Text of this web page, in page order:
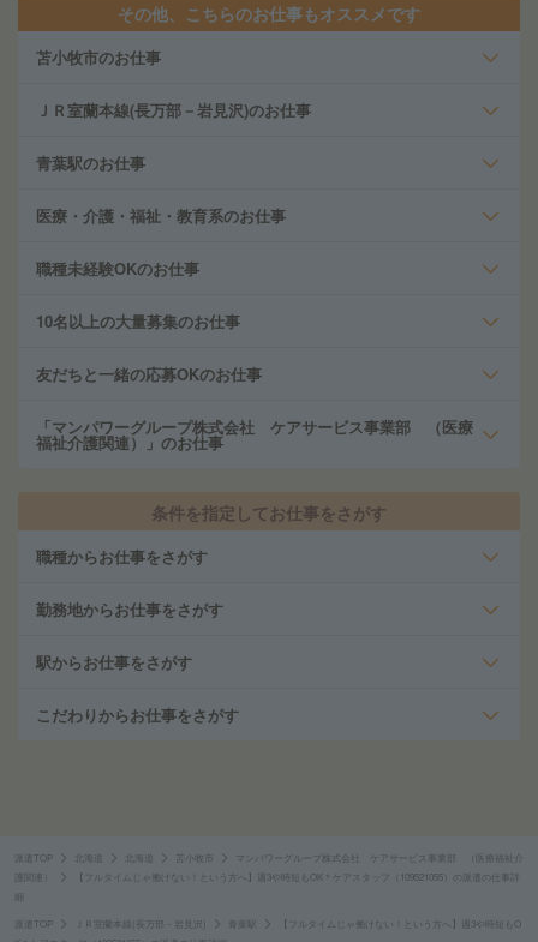
その他、こちらのお仕事もオススメです
苫小牧市のお仕事
ＪＲ室蘭本線(長万部－岩見沢)のお仕事
青葉駅のお仕事
医療・介護・福祉・教育系のお仕事
職種未経験OKのお仕事
10名以上の大量募集のお仕事
友だちと一緒の応募OKのお仕事
「マンパワーグループ株式会社 ケアサービス事業部 （医療
福祉介護関連）」のお仕事
条件を指定してお仕事をさがす
職種からお仕事をさがす
勤務地からお仕事をさがす
駅からお仕事をさがす
こだわりからお仕事をさがす
派遣TOP 北海道 北海道 苫小牧市
マンパワーグループ株式会社 ケアサービス事業部 （医療福祉介
護関連）
【フルタイムじゃ働けない！という方へ】週3や時短もOK＊ケアスタッフ（109521055）の派遣の仕事詳
細
派遣TOP ＪＲ室蘭本線(長万部－岩見沢) 青葉駅
【フルタイムじゃ働けない！という方へ】週3や時短もO